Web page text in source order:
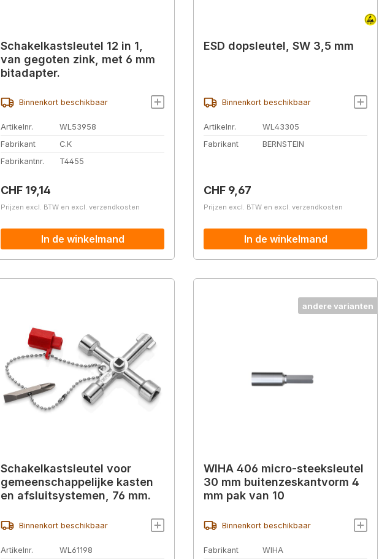
Schakelkastsleutel 12 in 1,
van gegoten zink, met 6 mm
bitadapter.
Binnenkort beschikbaar
Artikelnr.
WL53958
Fabrikant
C.K
Fabrikantnr.
T4455
Normale prijs:
CHF 19,14
Prijzen excl. BTW en excl. verzendkosten
In de winkelmand
ESD dopsleutel, SW 3,5 mm
Binnenkort beschikbaar
Artikelnr.
WL43305
Fabrikant
BERNSTEIN
Normale prijs:
CHF 9,67
Prijzen excl. BTW en excl. verzendkosten
In de winkelmand
Schakelkastsleutel voor
gemeenschappelijke kasten
en afsluitsystemen, 76 mm.
Binnenkort beschikbaar
Artikelnr. WL61198
andere varianten
WIHA 406 micro-steeksleutel
30 mm buitenzeskantvorm 4
mm pak van 10
Binnenkort beschikbaar
Fabrikant WIHA